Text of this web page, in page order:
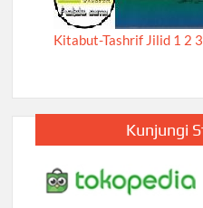
Kitabut-Tashrif Jilid 1 2
Kunjungi